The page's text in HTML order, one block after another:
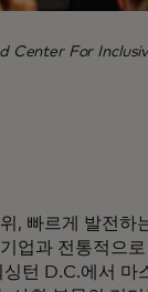
For
, 빠르게 발전하
업과 전통적으
싱턴 D.C.에서